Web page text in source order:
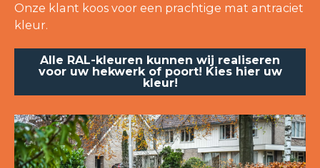
Onze klant koos voor een prachtige mat antraciet
kleur.
Alle RAL-kleuren kunnen wij realiseren
voor uw hekwerk of poort! Kies hier uw
kleur!